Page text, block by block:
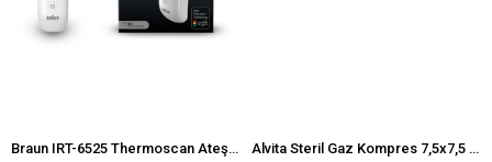
Braun IRT-6525 Thermoscan Ateş Ölçer Alvita Steril Gaz Kompres 7,5x7,5 cm 2 Pouches 25'li